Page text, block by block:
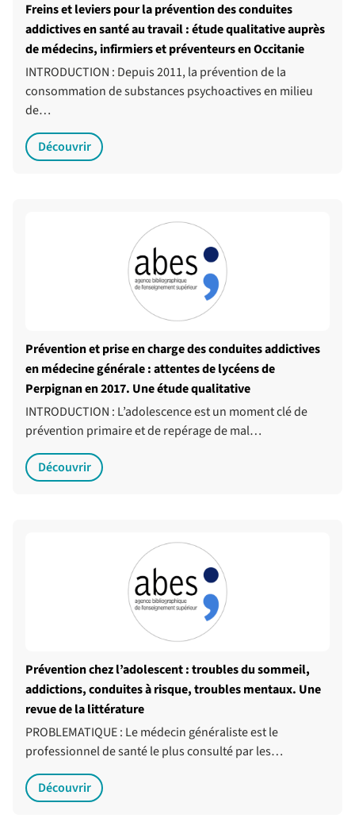
Freins et leviers pour la prévention des conduites
addictives en santé au travail : étude qualitative auprès
de médecins, infirmiers et préventeurs en Occitanie
INTRODUCTION : Depuis 2011, la prévention de la
consommation de substances psychoactives en milieu
de…
Découvrir
Prévention et prise en charge des conduites addictives
en médecine générale : attentes de lycéens de
Perpignan en 2017. Une étude qualitative
INTRODUCTION : L’adolescence est un moment clé de
prévention primaire et de repérage de mal…
Découvrir
Prévention chez l’adolescent : troubles du sommeil,
addictions, conduites à risque, troubles mentaux. Une
revue de la littérature
PROBLEMATIQUE : Le médecin généraliste est le
professionnel de santé le plus consulté par les…
Découvrir